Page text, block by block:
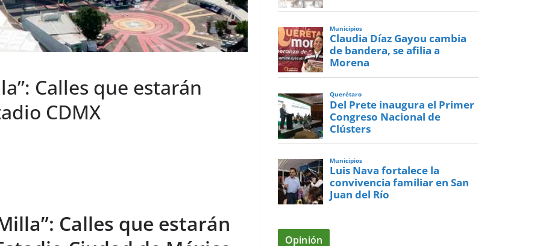
Calles que estarán
CDMX
Calles que estarán
Municipios
Claudia Díaz Gayou cambia
de bandera, se afilia a
Morena
Querétaro
Del Prete inaugura el Primer
Congreso Nacional de
Clústers
Municipios
Luis Nava fortalece la
convivencia familiar en San
Juan del Río
Opinión